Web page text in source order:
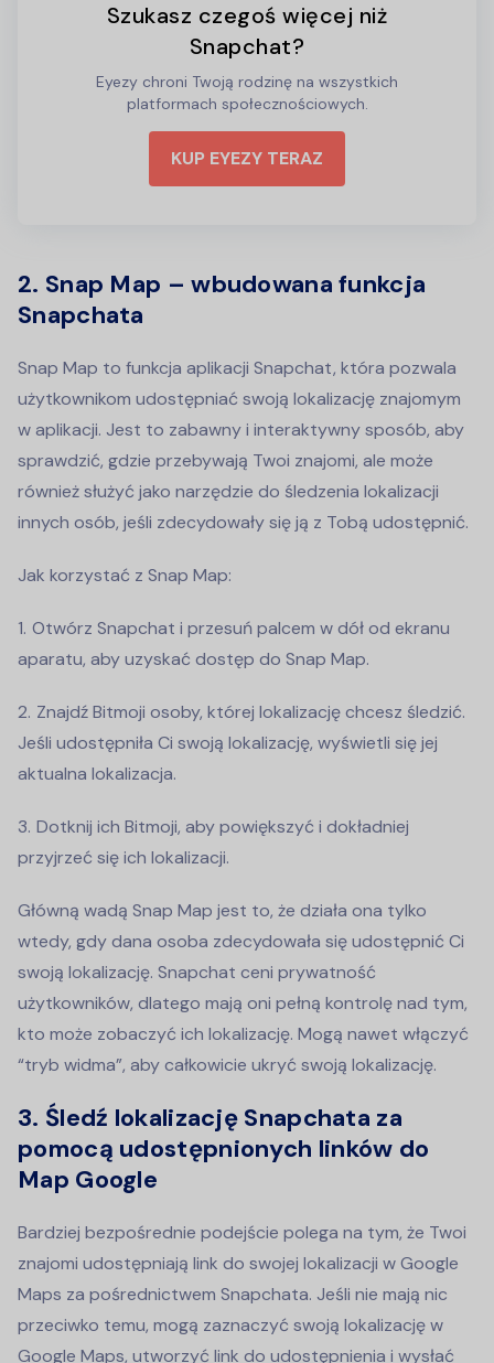
Szukasz czegoś więcej niż
Snapchat?
Eyezy chroni Twoją rodzinę na wszystkich
platformach społecznościowych.
KUP EYEZY TERAZ
2. Snap Map – wbudowana funkcja
Snapchata
Snap Map to funkcja aplikacji Snapchat, która pozwala
użytkownikom udostępniać swoją lokalizację znajomym
w aplikacji. Jest to zabawny i interaktywny sposób, aby
sprawdzić, gdzie przebywają Twoi znajomi, ale może
również służyć jako narzędzie do śledzenia lokalizacji
innych osób, jeśli zdecydowały się ją z Tobą udostępnić.
Jak korzystać z Snap Map:
Otwórz Snapchat i przesuń palcem w dół od ekranu
aparatu, aby uzyskać dostęp do Snap Map.
Znajdź Bitmoji osoby, której lokalizację chcesz śledzić.
Jeśli udostępniła Ci swoją lokalizację, wyświetli się jej
aktualna lokalizacja.
Dotknij ich Bitmoji, aby powiększyć i dokładniej
przyjrzeć się ich lokalizacji.
Główną wadą Snap Map jest to, że działa ona tylko
wtedy, gdy dana osoba zdecydowała się udostępnić Ci
swoją lokalizację. Snapchat ceni prywatność
użytkowników, dlatego mają oni pełną kontrolę nad tym,
kto może zobaczyć ich lokalizację. Mogą nawet włączyć
“tryb widma”, aby całkowicie ukryć swoją lokalizację.
3. Śledź lokalizację Snapchata za
pomocą udostępnionych linków do
Map Google
Bardziej bezpośrednie podejście polega na tym, że Twoi
znajomi udostępniają link do swojej lokalizacji w Google
Maps za pośrednictwem Snapchata. Jeśli nie mają nic
przeciwko temu, mogą zaznaczyć swoją lokalizację w
Google Maps, utworzyć link do udostępnienia i wysłać